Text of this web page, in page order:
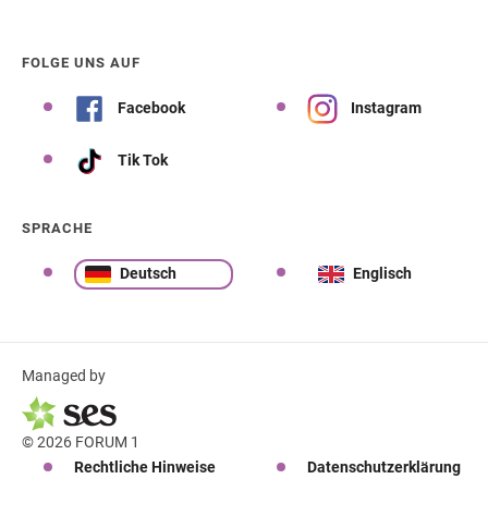
FOLGE UNS AUF
Facebook Instagram
Tik Tok
SPRACHE
Deutsch Englisch
Managed by
© 2026 FORUM 1
Rechtliche Hinweise
Datenschutzerklärung